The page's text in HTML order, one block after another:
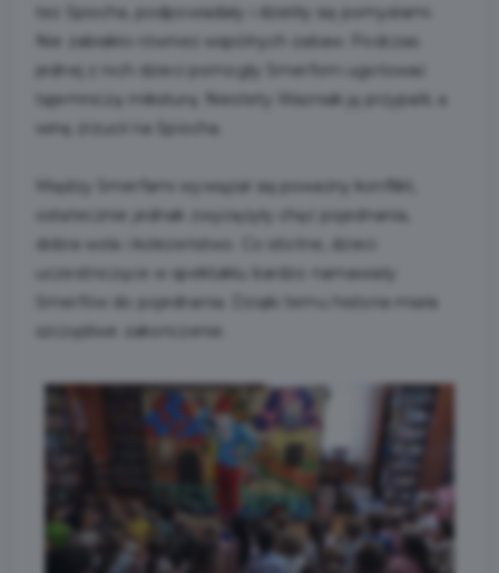
też Śpiocha, podpowiadały i dzieliły się pomysłami.
Nie zabrakło również wspólnych zabaw. Podczas
jednej z nich dzieci pomogły Smerfom ugotować
tajemniczą miksturę. Niestety Ważniak ją przypalił, a
winę zrzucił na Śpiocha.
Między Smerfami wywiązał się poważny konflikt,
ostatecznie jednak zwyciężyły chęć pojednania,
wola i koleżeństwo. Co istotne, dzieci
uczestniczące w spektaklu bardzo namawiały
Smerfów do
pojednania. Dzięki temu historia miała
szczęśliwe zakończenie.